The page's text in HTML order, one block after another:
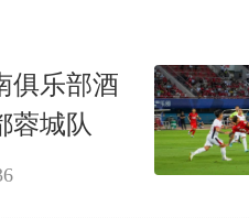
俱乐部酒
蓉城队